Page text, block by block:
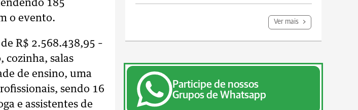
185
o evento.
R$ 2.568.438,95 –
cozinha, salas
de ensino, uma
sendo 16
e assistentes de
Ver mais
Participe de nossos
Grupos de Whatsapp